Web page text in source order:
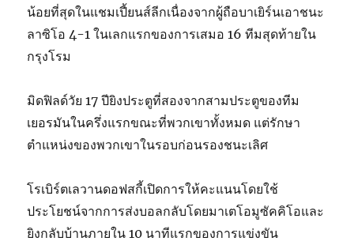
น้อยที่สุดในแชมเปี้ยนส์ลีกเนื่องจากผู้ถือบาเยิร์นเอาชนะ
ลาซิโอ 4-1 ในเลกแรกของการเสมอ 16 ทีมสุดท้ายใน
กรุงโรม
มิดฟิลด์วัย 17 ปียิงประตูที่สองจากสามประตูของทีม
เยอรมันในครึ่งแรกขณะที่พวกเขาทั้งหมด แต่รักษา
ตำแหน่งของพวกเขาในรอบก่อนรองชนะเลิศ
โรเบิร์ตเลวานดอฟสกี้เปิดการให้คะแนนโดยใช้
ประโยชน์จากการส่งบอลกลับโดยมาเตโอมูซัคคิโอและ
ยิงกลับบ้านภายใน 10 นาทีแรกของการแข่งขัน